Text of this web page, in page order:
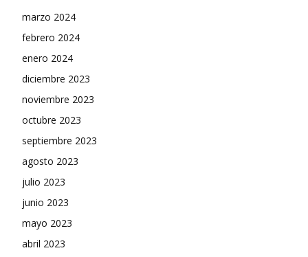
marzo 2024
febrero 2024
enero 2024
diciembre 2023
noviembre 2023
octubre 2023
septiembre 2023
agosto 2023
julio 2023
junio 2023
mayo 2023
abril 2023